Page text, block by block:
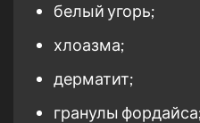
белый угорь;
хлоазма;
дерматит;
гранулы